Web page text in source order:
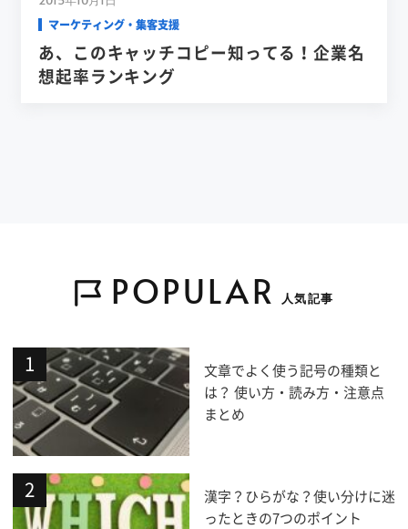
マーケティング・集客支援
あ、このキャッチコピー知ってる！企業名
想起率ランキング
POPULAR 人気記事
文章でよく使う記号の種類と
は？ 使い方・読み方・注意点
まとめ
漢字？ひらがな？使い分けに迷
ったときの7つのポイント